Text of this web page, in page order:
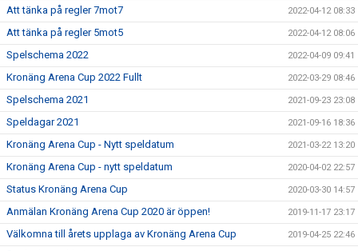
Att tänka på regler 7mot7 2022-04-12 08:33
Att tänka på regler 5mot5 2022-04-12 08:06
Spelschema 2022 2022-04-09 09:41
Kronäng Arena Cup 2022 Fullt 2022-03-29 08:46
Spelschema 2021 2021-09-23 23:08
Speldagar 2021 2021-09-16 18:36
Kronäng Arena Cup - Nytt speldatum 2021-03-22 13:20
Kronäng Arena Cup - nytt speldatum 2020-04-02 22:57
Status Kronäng Arena Cup 2020-03-30 14:57
Anmälan Kronäng Arena Cup 2020 är öppen! 2019-11-17 23:17
Välkomna till årets upplaga av Kronäng Arena Cup 2019-04-25 22:46